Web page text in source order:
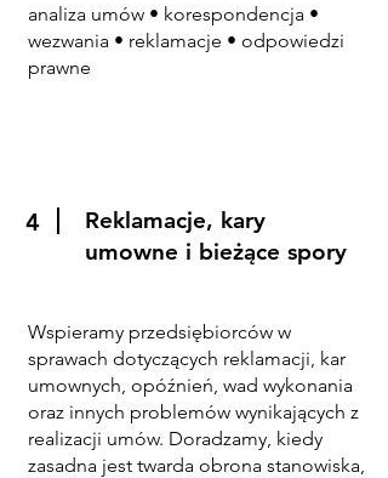
analiza umów • korespondencja •
wezwania • reklamacje • odpowiedzi
prawne
4
Reklamacje, kary
umowne i bieżące spory
Wspieramy przedsiębiorców w
sprawach dotyczących reklamacji, kar
umownych, opóźnień, wad wykonania
oraz innych problemów wynikających z
realizacji umów. Doradzamy, kiedy
zasadna jest twarda obrona stanowiska,